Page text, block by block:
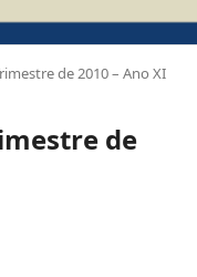
de 2010 – Ano XI
de